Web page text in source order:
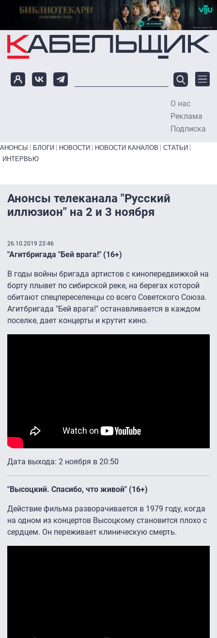
Перейти к основному содержанию
О нас
Реклама
Подписка
Primary links bottom
АНОНСЫ БЛОГИ НОВОСТИ НОВОСТИ КАНАЛОВ
СТАТЬИ
ИНТЕРВЬЮ
Анонсы телеканала "Русский
иллюзион" на 2 и 3 ноября
26.10.2019 23:46
"Агитбригада "Бей врага!" (16+)
В годы войны бригада артистов с кинопередвижкой на
борту плывет по сибирской реке, на берегах которой
обитают спецпереселенцы со всего Советского Союза.
Агитбригада "Бей врага!" останавливается в каждом
поселке, дает концерты и крутит кино.
Дата выхода: 2 ноября в 20:50
"Высоцкий. Спасибо, что живой" (16+)
Действие фильма разворачивается в 1979 году, когда
на одном из концертов Высоцкому становится плохо с
сердцем. Он переживает клиническую смерть.